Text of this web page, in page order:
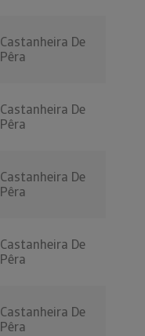
Castanheira De
Pêra
Castanheira De
Pêra
Castanheira De
Pêra
Castanheira De
Pêra
Castanheira De
Pêra